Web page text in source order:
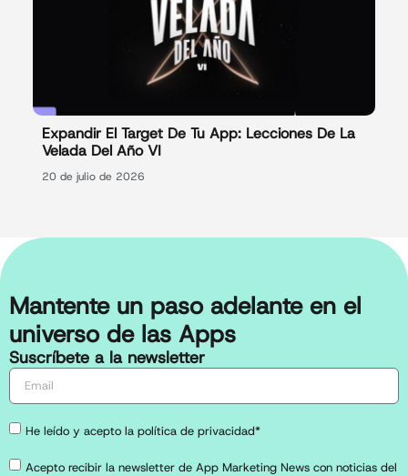
Expandir El Target De Tu App: Lecciones De La
Velada Del Año VI
20 de julio de 2026
Mantente un paso adelante en el
universo de las Apps
Suscríbete a la newsletter
He leído y acepto la política de privacidad*
Acepto recibir la newsletter de App Marketing News con noticias del